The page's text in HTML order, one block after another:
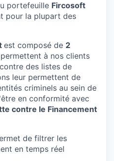
portefeuille Fircosoft
pour la plupart des
est composé de 2
à nos clients
des listes de
leur permettent de
criminels au sein de
en conformité avec
contre le Financement
de filtrer les
en temps réel